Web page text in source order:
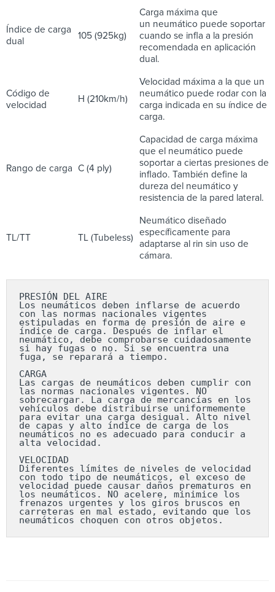
Índice de carga
dual
105 (925kg)
Carga máxima que
un neumático puede soportar
cuando se infla a la presión
recomendada en aplicación
dual.
Código de
velocidad
H (210km/h)
Velocidad máxima a la que un
neumático puede rodar con la
carga indicada en su índice de
carga.
Rango de carga C (4 ply)
Capacidad de carga máxima
que el neumático puede
soportar a ciertas presiones de
inflado. También define la
dureza del neumático y
resistencia de la pared lateral.
TL/TT TL (Tubeless)
Neumático diseñado
específicamente para
adaptarse al rin sin uso de
cámara.
PRESIÓN DEL AIRE
Los neumáticos deben inflarse de acuerdo
con las normas nacionales vigentes
estipuladas en forma de presión de aire e
índice de carga. Después de inflar el
neumático, debe comprobarse cuidadosamente
si hay fugas o no. Si se encuentra una
fuga, se reparará a tiempo.
CARGA
Las cargas de neumáticos deben cumplir con
las normas nacionales vigentes. NO
sobrecargar. La carga de mercancías en los
vehículos debe distribuirse uniformemente
para evitar una carga desigual. Alto nivel
de capas y alto índice de carga de los
neumáticos no es adecuado para conducir a
alta velocidad.
VELOCIDAD
Diferentes límites de niveles de velocidad
con todo tipo de neumáticos, el exceso de
velocidad puede causar daños prematuros en
los neumáticos. NO acelere, minimice los
frenazos urgentes y los giros bruscos en
carreteras en mal estado, evitando que los
neumáticos choquen con otros objetos.